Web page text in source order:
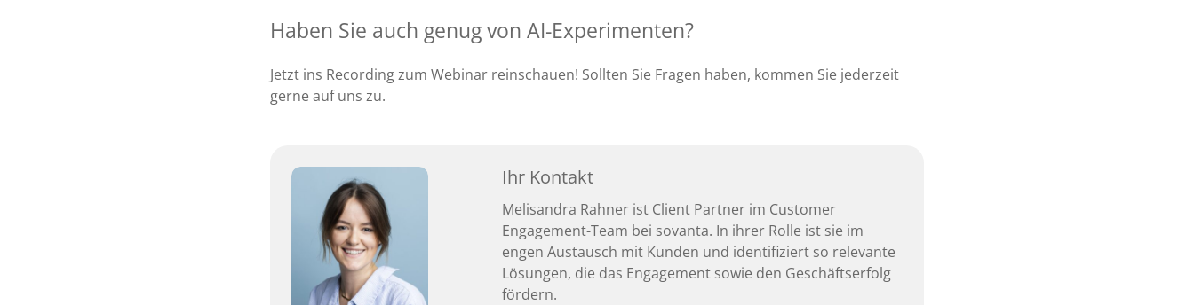
Haben Sie auch genug von AI-Experimenten?
Jetzt ins Recording zum Webinar reinschauen! Sollten Sie Fragen haben, kommen Sie jederzeit
gerne auf uns zu.
Ihr Kontakt
Melisandra Rahner ist Client Partner im Customer
Engagement-Team bei sovanta. In ihrer Rolle ist sie im
engen Austausch mit Kunden und identifiziert so relevante
Lösungen, die das Engagement sowie den Geschäftserfolg
fördern.